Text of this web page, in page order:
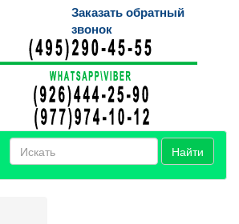
Заказать обратный
звонок
Найти